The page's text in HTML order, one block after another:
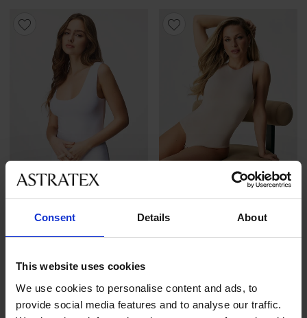
Consent Details About
This website uses cookies
We use cookies to personalise content and ads, to
provide social media features and to analyse our traffic.
Superlight
719 KčkódGET20
GET20